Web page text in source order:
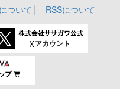
ついて RSSについて